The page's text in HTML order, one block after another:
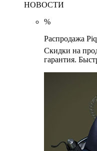
НОВОСТИ
%
Распродажа
Скидки на
гарантия.